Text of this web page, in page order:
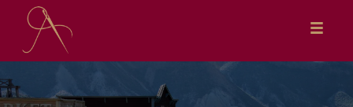
Saltar
contenido